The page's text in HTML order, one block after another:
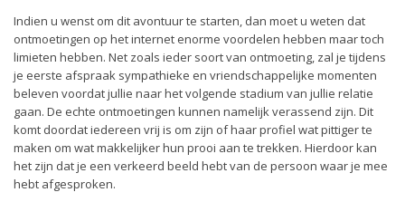
Indien u wenst om dit avontuur te starten, dan moet u weten dat
ontmoetingen op het internet enorme voordelen hebben maar toch
limieten hebben. Net zoals ieder soort van ontmoeting, zal je tijdens
je eerste afspraak sympathieke en vriendschappelijke momenten
beleven voordat jullie naar het volgende stadium van jullie relatie
gaan. De echte ontmoetingen kunnen namelijk verassend zijn. Dit
komt doordat iedereen vrij is om zijn of haar profiel wat pittiger te
maken om wat makkelijker hun prooi aan te trekken. Hierdoor kan
het zijn dat je een verkeerd beeld hebt van de persoon waar je mee
hebt afgesproken.